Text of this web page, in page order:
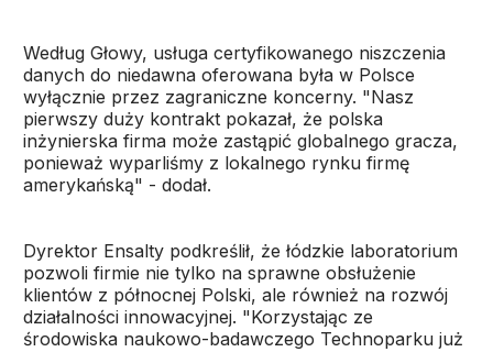
Według Głowy, usługa certyfikowanego niszczenia
danych do niedawna oferowana była w Polsce
wyłącznie przez zagraniczne koncerny. "Nasz
pierwszy duży kontrakt pokazał, że polska
inżynierska firma może zastąpić globalnego gracza,
ponieważ wyparliśmy z lokalnego rynku firmę
amerykańską" - dodał.
Dyrektor Ensalty podkreślił, że łódzkie laboratorium
pozwoli firmie nie tylko na sprawne obsłużenie
klientów z północnej Polski, ale również na rozwój
działalności innowacyjnej. "Korzystając ze
środowiska naukowo-badawczego Technoparku już